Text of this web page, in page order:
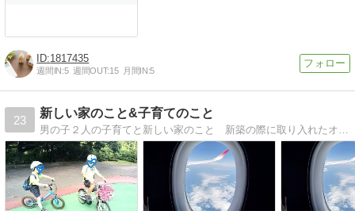
1817435
週間IN:5 週間OUT:15 月間IN:5
23
新しい家のこと&子育てのこと